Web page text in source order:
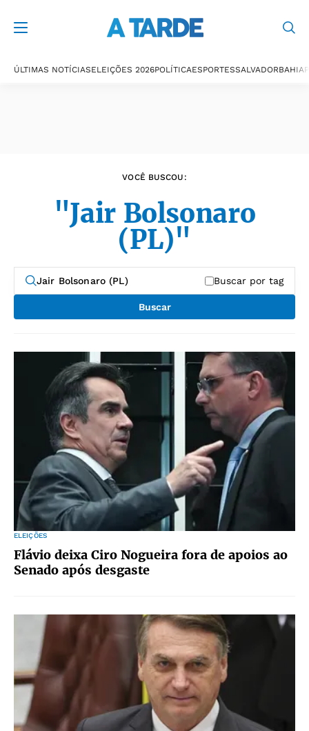
ÚLTIMAS NOTÍCIASELEIÇÕES 2026POLÍTICAESPORTESSALVADORBAHIA
VOCÊ BUSCOU:
"Jair Bolsonaro
(PL)"
Buscar por tag
Buscar
ELEIÇÕES
Flávio deixa Ciro Nogueira fora de apoios ao
Senado após desgaste